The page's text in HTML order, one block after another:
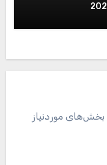
بخش‌های موردنیاز